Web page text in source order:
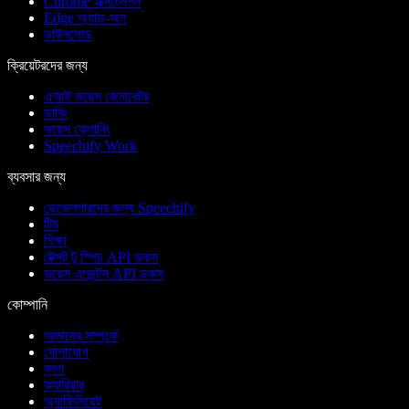
Edge অ্যাড-অন
ডাউনলোড
ক্রিয়েটরদের জন্য
এআই ভয়েস জেনারেটর
ডাবিং
ভয়েস ক্লোনিং
Speechify Work
ব্যবসার জন্য
ডেভেলপারদের জন্য Speechify
টিম
শিক্ষা
টেক্সট টু স্পিচ API ডকস
ভয়েস এজেন্টস API ডকস
কোম্পানি
আমাদের সম্পর্কে
যোগাযোগ
ব্লগ
ক্যারিয়ার
অ্যাফিলিয়েট